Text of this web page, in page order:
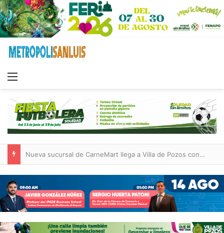
Nueva sucursal de CarneMart llega a Villa de Pozos con inversión y generación de empleos